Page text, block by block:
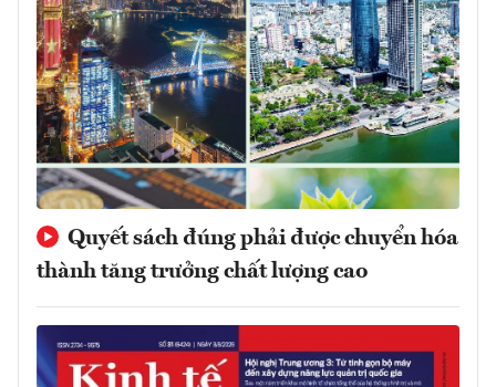
Quyết sách đúng phải được chuyển hóa
thành tăng trưởng chất lượng cao